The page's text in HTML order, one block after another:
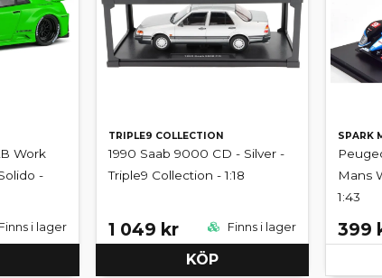
Work
-
i lager
TRIPLE9 COLLECTION
1990 Saab 9000 CD - Silver -
Triple9 Collection - 1:18
1 049 kr Finns i lager
KÖP
SPARK
Mans
1:43
399